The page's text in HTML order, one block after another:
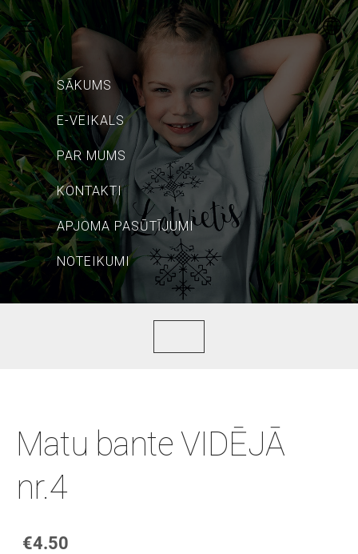
SĀKUMS
E-VEIKALS
PAR MUMS
KONTAKTI
APJOMA PASŪTĪJUMI
NOTEIKUMI
Matu bante VIDĒJĀ
nr.4
€4.50